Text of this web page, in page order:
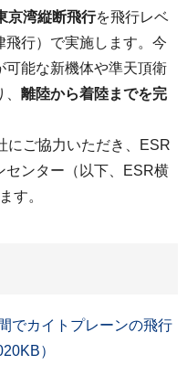
京湾縦断飛行を飛行レベ
飛行）で実施します。今
可能な新機体や準天頂衛
離陸から着陸までを完
にご協力いただき、ESR
センター（以下、ESR横
す。
でカイトプレーンの飛行
）